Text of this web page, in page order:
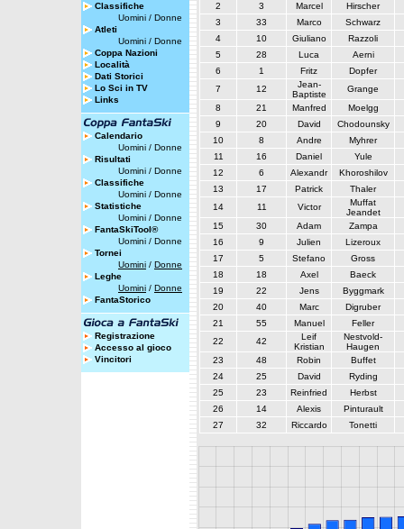
Classifiche
Uomini / Donne
Atleti
Uomini / Donne
Coppa Nazioni
Località
Dati Storici
Lo Sci in TV
Links
Calendario
Uomini / Donne
Risultati
Uomini / Donne
Classifiche
Uomini / Donne
Statistiche
Uomini / Donne
FantaSkiTool®
Uomini / Donne
Tornei
Uomini / Donne
Leghe
Uomini / Donne
FantaStorico
Registrazione
Accesso al gioco
Vincitori
2
3 Marcel
Hirscher
3
33 Marco
Schwarz
4
10 Giuliano
Razzoli
5
28 Luca
Aerni
6
1 Fritz
Dopfer
7
12
Jean-
Baptiste
Grange
8
21 Manfred
Moelgg
9
20 David
Chodounsky
10
8 Andre
Myhrer
11
16 Daniel
Yule
12
6 Alexandr
Khoroshilov
13
17 Patrick
Thaler
14
11 Victor
Muffat
Jeandet
15
30 Adam
Zampa
16
9 Julien
Lizeroux
17
5 Stefano
Gross
18
18 Axel
Baeck
19
22 Jens
Byggmark
20
40 Marc
Digruber
21
55 Manuel
Feller
22
42
Leif
Kristian
Nestvold-
Haugen
23
48 Robin
Buffet
24
25 David
Ryding
25
23 Reinfried
Herbst
26
14 Alexis
Pinturault
27
32 Riccardo Tonetti